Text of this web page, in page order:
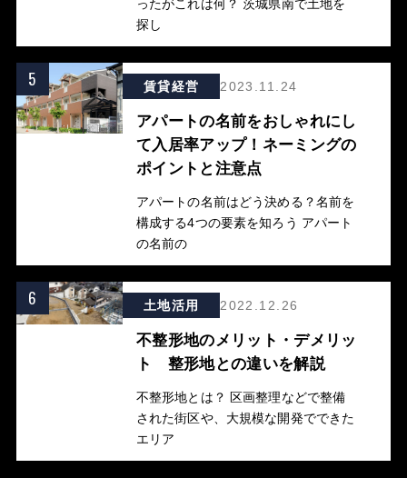
ったがこれは何？ 茨城県南で土地を
探し
5 賃貸経営 2023.11.24
アパートの名前をおしゃれにし
て入居率アップ！ネーミングの
ポイントと注意点
アパートの名前はどう決める？名前を
構成する4つの要素を知ろう アパート
の名前の
6 土地活用 2022.12.26
不整形地のメリット・デメリッ
ト 整形地との違いを解説
不整形地とは？ 区画整理などで整備
された街区や、大規模な開発でできた
エリア